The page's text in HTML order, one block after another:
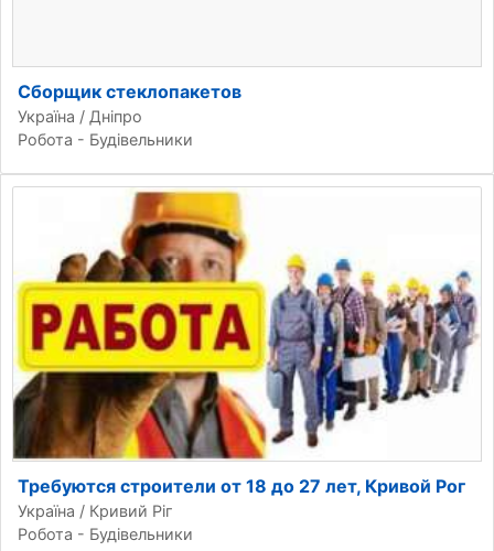
Сборщик стеклопакетов
Україна / Дніпро
Робота - Будівельники
Требуются строители от 18 до 27 лет, Кривой Рог
Україна / Кривий Ріг
Робота - Будівельники